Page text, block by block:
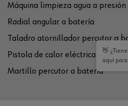
Máquina limpieza agua a presión
Radial angular a batería
Taladro atornillador percutor a
Pistola de calor eléctrica
Martillo percutor a batería
👋
aquí